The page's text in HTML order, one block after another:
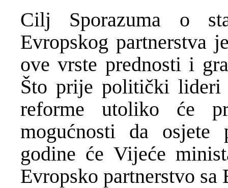
Cilj Sporazuma o
Evropskog partnerstva
ove vrste prednosti i
Što prije politički lideri
reforme utoliko će
mogućnosti da
godine će Vijeće
Evropsko partnerstvo